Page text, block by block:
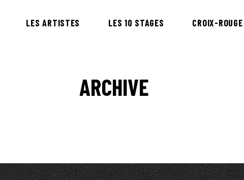
LES ARTISTES LES 10 STAGES CROIX-ROUGE
ARCHIVE